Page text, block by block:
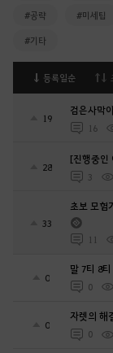
#공략 #미세팁
#기타
등록일순
19
검은사막
16
28
[진행중인
3
33
초보 모험
11
0
말 7티 8
0
0
자렛의 해
0